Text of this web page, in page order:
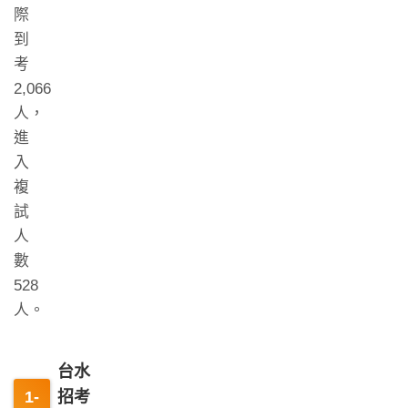
際
到
考
2,066
人，
進
入
複
試
人
數
528
人。
台水
招考